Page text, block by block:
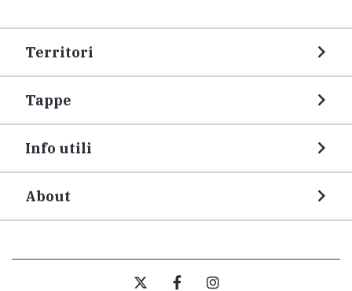
Territori
Tappe
Info utili
About